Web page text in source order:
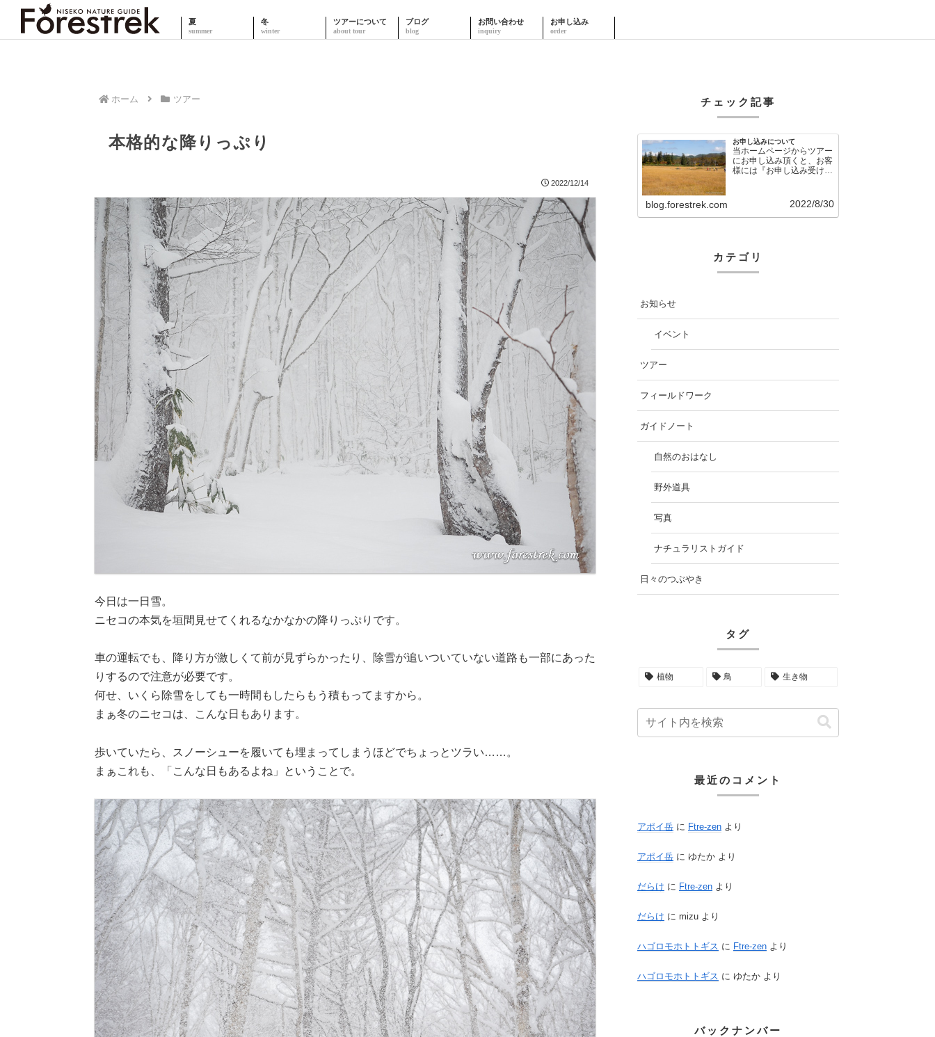
夏 冬 ツアーについて ブログ お問い合わせ お申し込み
ホーム ツアー
本格的な降りっぷり
2022/12/14
今日は一日雪。
ニセコの本気を垣間見せてくれるなかなかの降りっぷりです。
車の運転でも、降り方が激しくて前が見ずらかったり、除雪が追いついていない道路も一部にあった
りするので注意が必要です。
何せ、いくら除雪をしても一時間もしたらもう積もってますから。
まぁ冬のニセコは、こんな日もあります。
歩いていたら、スノーシューを履いても埋まってしまうほどでちょっとツラい……。
まぁこれも、「こんな日もあるよね」ということで。
チェック記事
お申し込みについて
当ホームページからツアー
にお申し込み頂くと、お客
様には『お申し込み受け付
blog.forestrek.com 2022/8/30
カテゴリ
お知らせ
イベント
ツアー
フィールドワーク
ガイドノート
自然のおはなし
野外道具
写真
ナチュラリストガイド
日々のつぶやき
タグ
植物 鳥 生き物
最近のコメント
アポイ岳 に Ftre-zen より
アポイ岳 に ゆたか より
だらけ に Ftre-zen より
だらけ に mizu より
ハゴロモホトトギス に Ftre-zen より
ハゴロモホトトギス に ゆたか より
バックナンバー